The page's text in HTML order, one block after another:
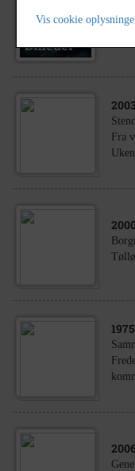
2003
Fra
2000
1975
Vis cookie